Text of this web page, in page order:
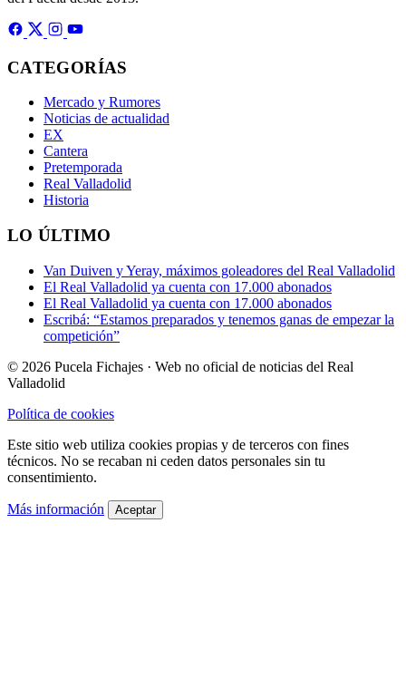
CATEGORÍAS
Mercado y Rumores
Noticias de actualidad
EX
Cantera
Pretemporada
Real Valladolid
Historia
LO ÚLTIMO
Van Duiven y Yeray, máximos goleadores del Real Valladolid
El Real Valladolid ya cuenta con 17.000 abonados
El Real Valladolid ya cuenta con 17.000 abonados
Escribá: “Estamos preparados y tenemos ganas de empezar la
competición”
© 2026 Pucela Fichajes · Web no oficial de noticias del Real
Valladolid
Política de cookies
Este sitio web utiliza cookies propias y de terceros con fines
técnicos. No se recaban ni ceden datos personales sin tu
consentimiento.
Más información Aceptar